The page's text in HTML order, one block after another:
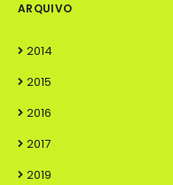
ARQUIVO
2014
2015
2016
2017
2019